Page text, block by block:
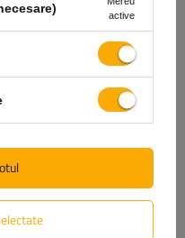
Expediem pe data de 11 august
active